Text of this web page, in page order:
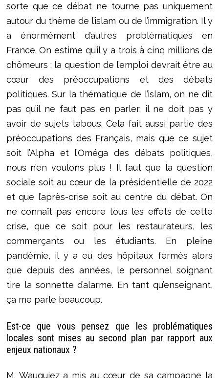
sorte que ce débat ne tourne pas uniquement
autour du thème de l’islam ou de l’immigration. Il y
a énormément d’autres problématiques en
France. On estime qu’il y a trois à cinq millions de
chômeurs : la question de l’emploi devrait être au
cœur des préoccupations et des débats
politiques. Sur la thématique de l’islam, on ne dit
pas qu’il ne faut pas en parler, il ne doit pas y
avoir de sujets tabous. Cela fait aussi partie des
préoccupations des Français, mais que ce sujet
soit l’Alpha et l’Oméga des débats politiques,
nous n’en voulons plus ! Il faut que la question
sociale soit au cœur de la présidentielle de 2022
et que l’après-crise soit au centre du débat. On
ne connaît pas encore tous les effets de cette
crise, que ce soit pour les restaurateurs, les
commerçants ou les étudiants. En pleine
pandémie, il y a eu des hôpitaux fermés alors
que depuis des années, le personnel soignant
tire la sonnette d’alarme. En tant qu’enseignant,
ça me parle beaucoup.
Est-ce que vous pensez que les problématiques
locales sont mises au second plan par rapport aux
enjeux nationaux ?
M. Wauquiez a mis au cœur de sa campagne la